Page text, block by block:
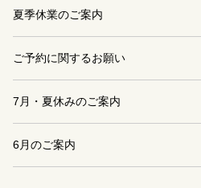
夏季休業のご案内
ご予約に関するお願い
7月・夏休みのご案内
6月のご案内